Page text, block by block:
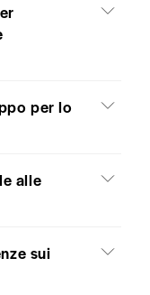
per lo
alle
sui